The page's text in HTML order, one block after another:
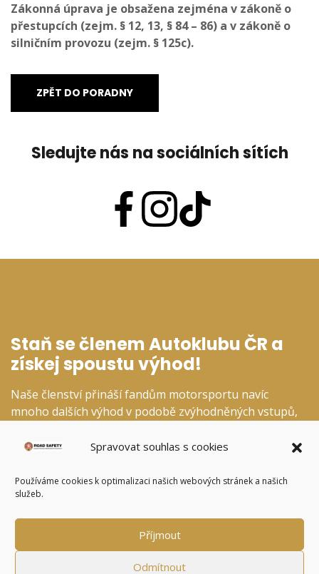
Spravovat souhlas s cookies
Používáme cookies k optimalizaci našich webových stránek a našich
služeb.
Příjmout
Odmítnout
Zákonná úprava je obsažena zejména v zákoně o
přestupcích (zejm. § 12, 13, § 84 – 86) a v zákoně o
silničním provozu (zejm. § 125c).
ZPĚT DO PORADNY
Sledujte nás na sociálních sítích
Staň se členem Autoklubu ČR a
získej spoustu výhod!
Naše členství přináší fandům motorsportu navíc
mnoho dalších výhod v podobě zvýhodněných vstupů,
kategoriích.
CHCI SE STÁT ČLENEM